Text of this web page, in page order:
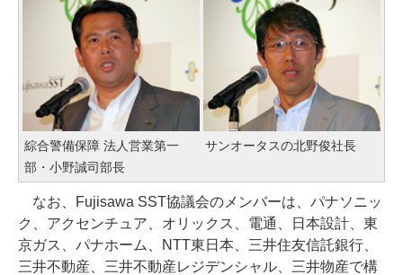
綜合警備保障 法人営業第一
部・小野誠司部長
サンオータスの北野俊社長
なお、Fujisawa SST協議会のメンバーは、パナソニッ
ク、アクセンチュア、オリックス、電通、日本設計、東
京ガス、パナホーム、NTT東日本、三井住友信託銀行、
三井不動産、三井不動産レジデンシャル、三井物産で構